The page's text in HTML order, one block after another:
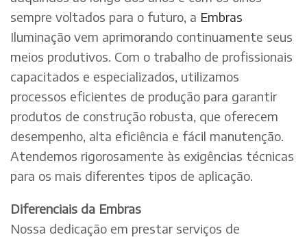
sempre voltados para o futuro, a Embras
Iluminação vem aprimorando continuamente seus
meios produtivos. Com o trabalho de profissionais
capacitados e especializados, utilizamos
processos eficientes de produção para garantir
produtos de construção robusta, que oferecem
desempenho, alta eficiência e fácil manutenção.
Atendemos rigorosamente às exigências técnicas
para os mais diferentes tipos de aplicação.
Diferenciais da Embras
Nossa dedicação em prestar serviços de